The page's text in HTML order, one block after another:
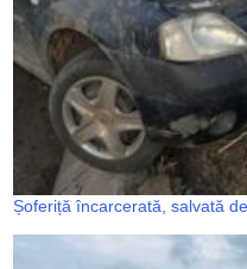
Șoferiță încarcerată, salvată